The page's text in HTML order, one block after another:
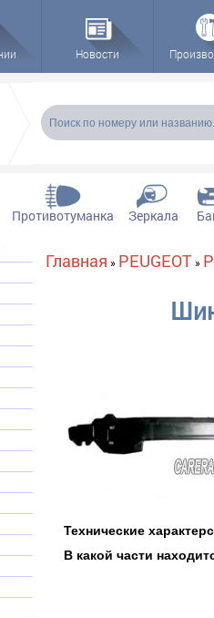
Новости
Противотуманка Зеркала
Вы здесь
Главная » PEUGEOT»
Технические
В какой части